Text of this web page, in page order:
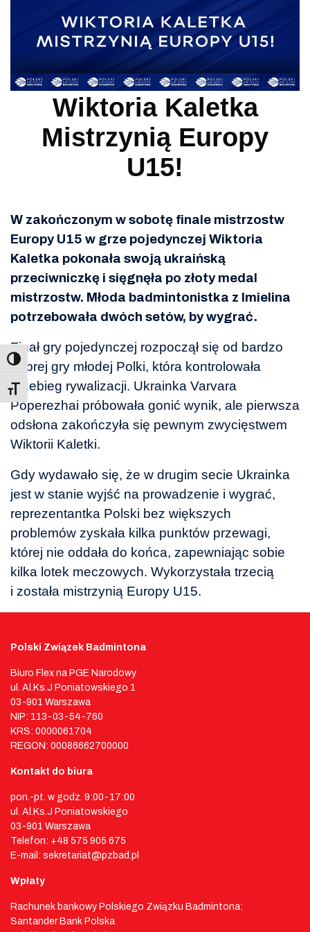
Toggle Font size
Wiktoria Kaletka
Mistrzynią Europy
U15!
W zakończonym w sobotę finale mistrzostw
Europy U15 w grze pojedynczej Wiktoria
Kaletka pokonała swoją ukraińską
przeciwniczkę i sięgnęła po złoty medal
mistrzostw. Młoda badmintonistka z Imielina
potrzebowała dwóch setów, by wygrać.
Finał gry pojedynczej rozpoczął się od bardzo
dobrej gry młodej Polki, która kontrolowała
przebieg rywalizacji. Ukrainka Varvara
Poperezhai próbowała gonić wynik, ale pierwsza
odsłona zakończyła się pewnym zwycięstwem
Wiktorii Kaletki.
Gdy wydawało się, że w drugim secie Ukrainka
jest w stanie wyjść na prowadzenie i wygrać,
reprezentantka Polski bez większych
problemów zyskała kilka punktów przewagi,
której nie oddała do końca, zapewniając sobie
kilka lotek meczowych. Wykorzystała trzecią
i została mistrzynią Europy U15.
Polski Związek Badmintona
Biuro Flex na PGE Narodowy
ul. Al.Ks.J Poniatowskiego 1
03-901 Warszawa
NIP: 113-03-54-760
KRS: 0000061704
REGON: 00086662700000
Kontakt do biura
pon.-pt. w godz. 9:00-17:00
ul. Al.Ks.J Poniatowskiego
03-901 Warszawa
Telefon: +48 575 905 675
E-mail: sekretariat@pzbad.pl
Wpłaty
Rachunek bankowy Polskiego Związku Badmintona:
Santander Bank Polska